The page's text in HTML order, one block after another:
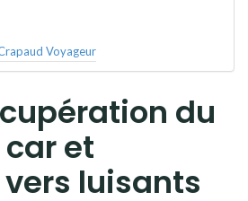
Voyageur
du
et
luisants